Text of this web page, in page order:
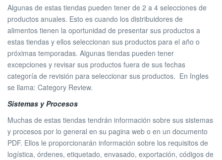
Algunas de estas tiendas pueden tener de 2 a 4 selecciones de
productos anuales. Esto es cuando los distribuidores de
alimentos tienen la oportunidad de presentar sus productos a
estas tiendas y ellos seleccionan sus productos para el año o
próximas temporadas. Algunas tiendas pueden tener
excepciones y revisar sus productos fuera de sus fechas
categoría de revisión para seleccionar sus productos. En Ingles
se llama: Category Review.
Sistemas y Procesos
Muchas de estas tiendas tendrán información sobre sus sistemas
y procesos por lo general en su pagina web o en un documento
PDF. Ellos le proporcionarán información sobre los requisitos de
logística, órdenes, etiquetado, envasado, exportación, códigos de